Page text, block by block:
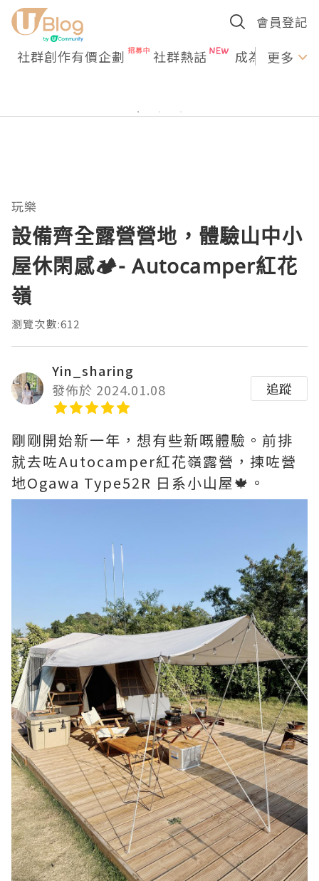
會員登記
社群創作有價企劃 社群熱話 成為U更多
玩樂
設備齊全露營營地，體驗山中小
屋休閑感🏕️- Autocamper紅花
嶺
瀏覽次數:612
Yin_sharing
發佈於 2024.01.08
追蹤
剛剛開始新一年，想有些新嘅體驗。前排
就去咗Autocamper紅花嶺露營，揀咗營
地Ogawa Type52R 日系小山屋🍁。